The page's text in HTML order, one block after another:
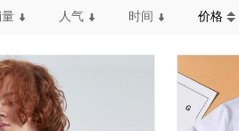
人气 时间 价格